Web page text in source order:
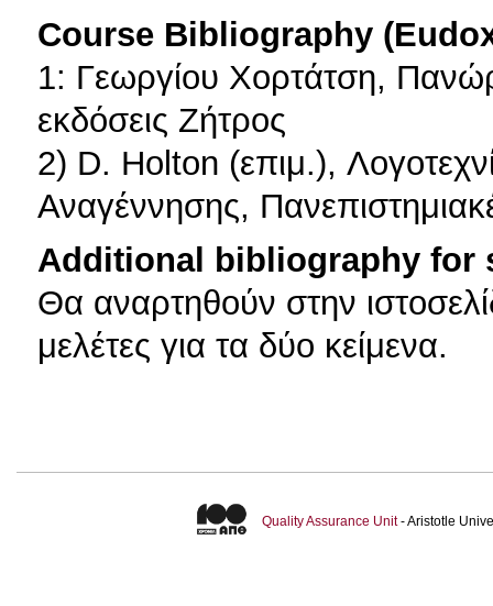
Course Bibliography
1: Γεωργίου Χορτάτση,
εκδόσεις Ζήτρος
2) D. Holton (επιμ.),
Αναγέννησης,
Additional bibliography for
Θα αναρτηθούν στην
μελέτες για τα δύο κείμενα.
Quality Assurance Unit- Aristotle